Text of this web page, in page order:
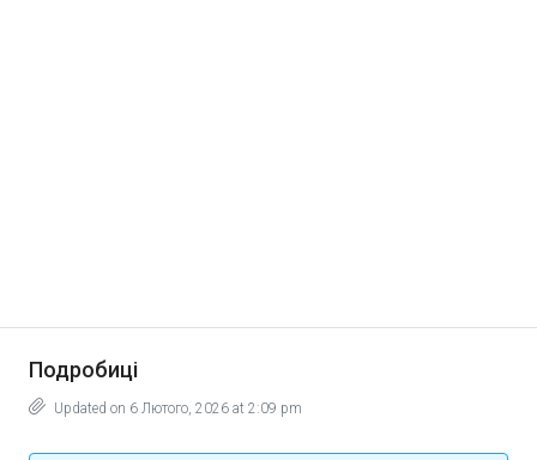
Подробиці
Updated on 6 Лютого, 2026 at 2:09 pm